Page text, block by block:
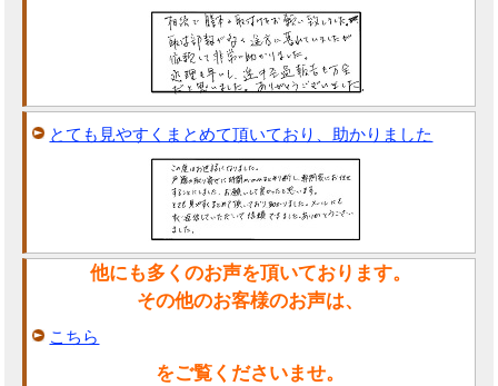
とても見やすくまとめて頂いており、助かりました
他にも多くのお声を頂いております。
その他のお客様のお声は、
こちら
をご覧くださいませ。